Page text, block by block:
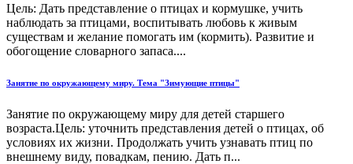
Цель: Дать представление о птицах и кормушке, учить
наблюдать за птицами, воспитывать любовь к живым
существам и желание помогать им (кормить). Развитие и
обогощение словарного запаса....
Занятие по окружающему миру. Тема "Зимующие птицы"
Занятие по окружающему миру для детей старшего
возраста.Цель: уточнить представления детей о птицах, об
условиях их жизни. Продолжать учить узнавать птиц по
внешнему виду, повадкам, пению. Дать п...